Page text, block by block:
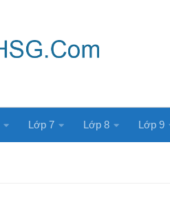
Lớp 7 Lớp 8 Lớp 9